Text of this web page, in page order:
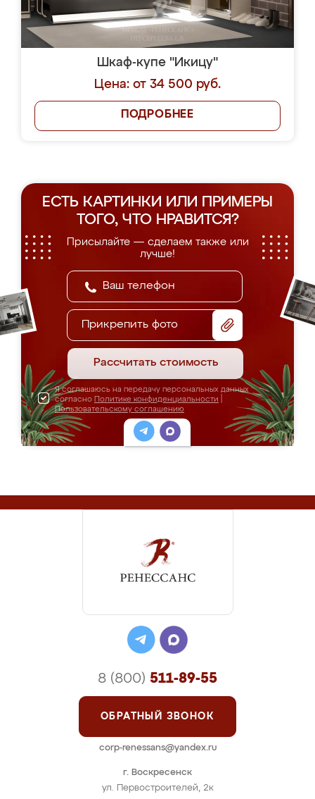
Шкаф-купе "Икицу"
Цена: от 34 500 руб.
ПОДРОБНЕЕ
ЕСТЬ КАРТИНКИ ИЛИ ПРИМЕРЫ
ТОГО, ЧТО НРАВИТСЯ?
Присылайте — сделаем также или
лучше!
Прикрепить фото
Рассчитать стоимость
Я соглашаюсь на передачу персональных данных
согласно Политике конфиденциальности
Пользовательскому соглашению
г. Воскресенск
ул. Первостроителей, 2к
8 (800) 511-89-55
ОБРАТНЫЙ ЗВОНОК
corp-renessans@yandex.ru